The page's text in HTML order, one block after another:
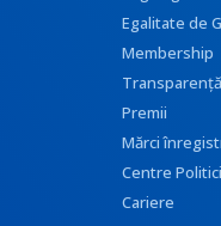
Egalitate de
Membership
Premii
Mărci
Centre Politici
Cariere